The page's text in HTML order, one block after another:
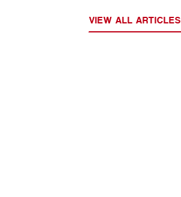
VIEW ALL ARTICLES